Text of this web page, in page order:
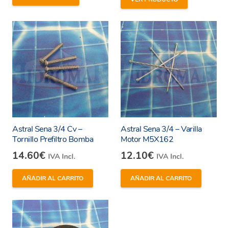
Astral Sena 3/4 Cv –
Tornillo Prefiltro Bomba
14.60€ IVA Incl.
AÑADIR AL CARRITO
Astral Sena 3/4 – Varilla
Motor M5X162
12.10€ IVA Incl.
AÑADIR AL CARRITO